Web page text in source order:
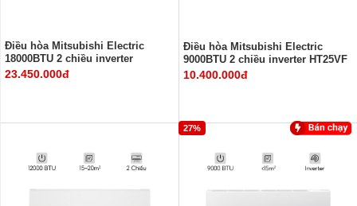
Điều hòa Mitsubishi Electric
18000BTU 2 chiều inverter
HT50VF
23.450.000đ
Điều hòa Mitsubishi Electric
9000BTU 2 chiều inverter HT25VF
10.400.000đ
27%